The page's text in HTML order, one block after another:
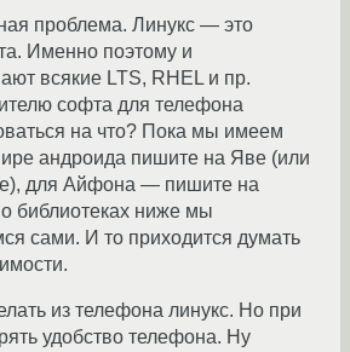
проблема. Линукс — это
Именно поэтому и
всякие LTS, RHEL и пр.
софта для телефона
на что? Пока мы имеем
андроида пишите на Яве (или
для Айфона — пишите на
библиотеках ниже мы
сами. И то приходится думать
из телефона линукс. Но при
удобство телефона. Ну